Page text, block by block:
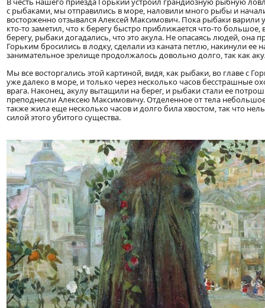
с рыбаками, мы отправились в море, наловили много рыбы и
восторженно отзывался Алексей Максимович. Пока рыбаки варили
кто-то заметил, что к берегу быстро приближается что-то
берегу, рыбаки догадались, что это акула. Не опасаясь людей,
Горьким бросились в лодку, сделали из каната петлю, накинули
занимательное зрелище продолжалось довольно долго, так как
Мы все восторгались этой картиной, видя, как рыбаки, во главе с
уже далеко в море, и только через несколько часов бесстрашные
врага. Наконец, акулу вытащили на берег, и рыбаки стали ее
преподнесли Алексею Максимовичу. Отделенное от тела
также жила еще несколько часов и долго била хвостом, так что
силой этого убитого существа.